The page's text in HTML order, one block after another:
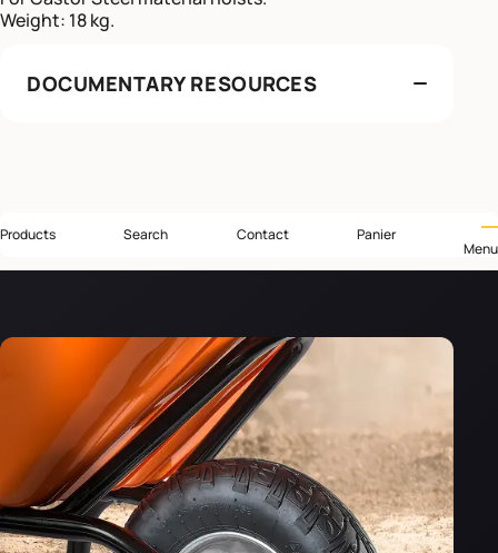
Weight: 18 kg.
DOCUMENTARY RESOURCES
Products Search Contact Panier
Menu